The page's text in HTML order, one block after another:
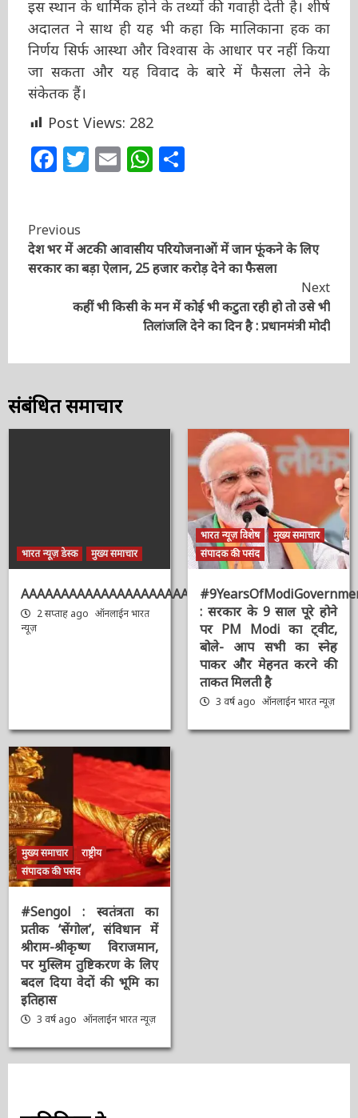
संरचना है। पीठ ने कहा कि सीता रसोई, राम चबूतरा
और भंडार गृह की उपस्थिति इस स्थान के धार्मिक होने
के तथ्यों की गवाही देती है। शीर्ष अदालत ने साथ ही यह
भी कहा कि मालिकाना हक का निर्णय सिर्फ आस्था और
विवाद के बारे में फैसला लेने के संकेतक हैं।
Post Views:
282
Continue
Reading
Previous
लिए सरकार का बड़ा ऐलान, 25 हजार करोड़ देने का फैसला
Next
तिलांजलि देने का दिन है : प्रधानमंत्री मोदी
भारत न्यूज़ डेस्क मुख्य समाचार
AAAAAAAAAAAAAAAAAAAAAAAAAAAAAAAAA
संपादक की पसंद
: सरकार के 9 साल पूरे होने
पर PM Modi का ट्वीट,
बोले- आप सभी का स्नेह
पाकर और मेहनत करने की
संपादक की पसंद
#Sengol : स्वतंत्रता का
प्रतीक ‘सेंगोल’, संविधान में
श्रीराम-श्रीकृष्ण विराजमान,
पर मुस्लिम तुष्टिकरण के
लिए बदल दिया वेदों की भूमि